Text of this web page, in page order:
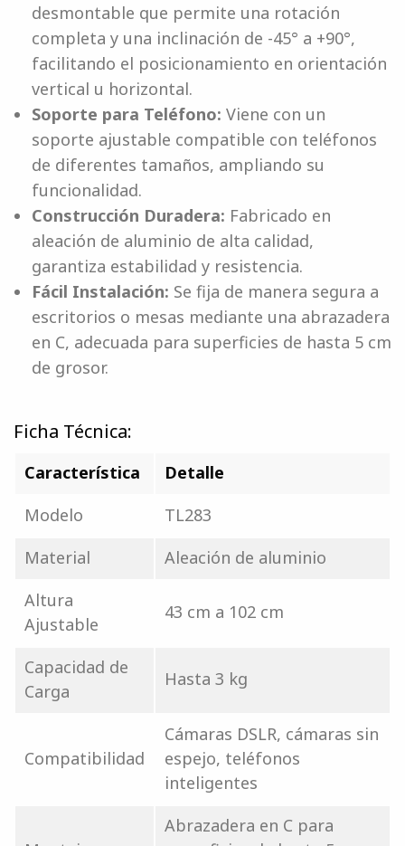
desmontable que permite una rotación
completa y una inclinación de -45° a +90°,
facilitando el posicionamiento en orientación
vertical u horizontal.
Soporte para Teléfono: Viene con un
soporte ajustable compatible con teléfonos
de diferentes tamaños, ampliando su
funcionalidad.
Construcción Duradera: Fabricado en
aleación de aluminio de alta calidad,
garantiza estabilidad y resistencia.
Fácil Instalación: Se fija de manera segura a
escritorios o mesas mediante una abrazadera
en C, adecuada para superficies de hasta 5 cm
de grosor.
Ficha Técnica:
Característica
Detalle
Modelo
TL283
Material
Aleación de aluminio
Altura
Ajustable
43 cm a 102 cm
Capacidad de
Carga
Hasta 3 kg
Compatibilidad
Cámaras DSLR, cámaras sin
espejo, teléfonos
inteligentes
Abrazadera en C para